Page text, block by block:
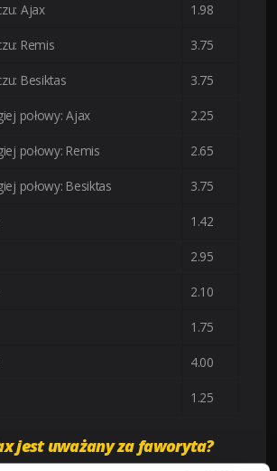
Ajax 1.98
Remis 3.75
Besiktas 3.75
połowy: Ajax 2.25
połowy: Remis 2.65
połowy: Besiktas 3.75
1.42
2.95
2.10
1.75
4.00
1.25
jest uważany za faworyta?